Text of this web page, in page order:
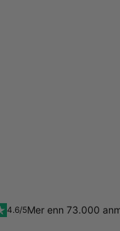
4.6/5Mer enn 73.000